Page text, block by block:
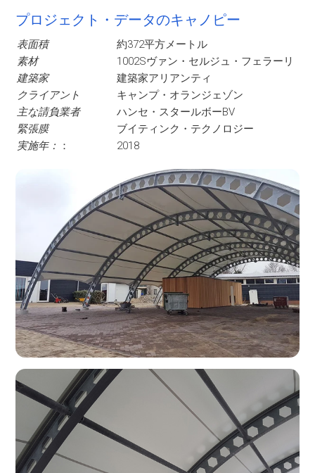
プロジェクト・データのキャノピー
表面積
約372平方メートル
素材
1002Sヴァン・セルジュ・フェラーリ
建築家
建築家アリアンティ
クライアント
キャンプ・オランジェゾン
主な請負業者
ハンセ・スタールボーBV
緊張膜
ブイティンク・テクノロジー
実施年：
： 2018